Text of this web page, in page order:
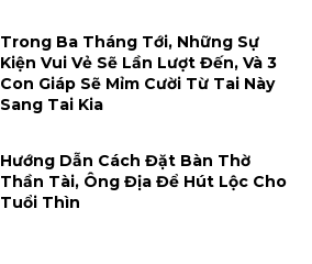
Trong Ba Tháng Tới, Những Sự
Kiện Vui Vẻ Sẽ Lần Lượt Đến, Và 3
Con Giáp Sẽ Mỉm Cười Từ Tai Này
Sang Tai Kia
Hướng Dẫn Cách Đặt Bàn Thờ
Thần Tài, Ông Địa Để Hút Lộc Cho
Tuổi Thìn